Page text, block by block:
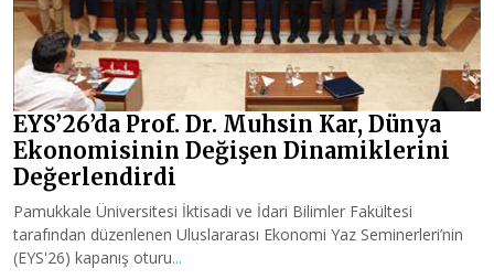
EYS’26’da Prof. Dr. Muhsin Kar, Dünya
Ekonomisinin Değişen Dinamiklerini
Değerlendirdi
Pamukkale Üniversitesi İktisadi ve İdari Bilimler Fakültesi
tarafından düzenlenen Uluslararası Ekonomi Yaz Seminerleri’nin
(EYS'26) kapanış oturu...